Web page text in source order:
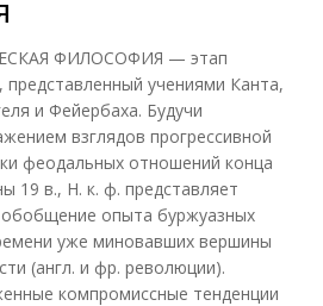
ФИЛОСОФИЯ — этап
учениями Канта,
и Фейербаха. Будучи
взглядов прогрессивной
феодальных отношений конца
19 в., Н. к. ф. представляет
опыта буржуазных
уже миновавших вершины
(англ. и фр. революции).
компромиссные тенденции